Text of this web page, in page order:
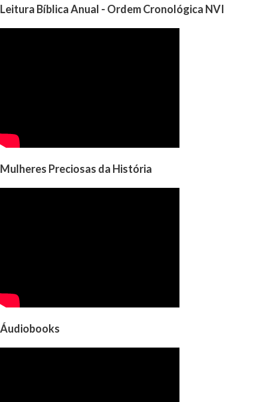
Leitura Bíblica Anual - Ordem Cronológica NVI
Mulheres Preciosas da História
Áudiobooks